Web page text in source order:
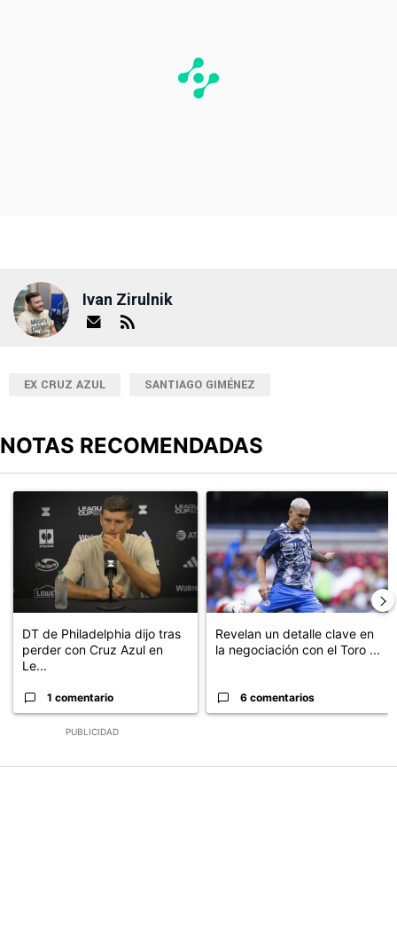
Ivan Zirulnik
EX CRUZ AZUL SANTIAGO GIMÉNEZ
NOTAS RECOMENDADAS
PUBLICIDAD
Un artículo de tendencia con el título "DT de Philadelphia dijo
DT de Philadelphia dijo tras
perder con Cruz Azul en
Le...
1 comentario
Un artículo de tendencia con
Revelan un detalle clave en
la negociación con el Toro ...
6 comentarios